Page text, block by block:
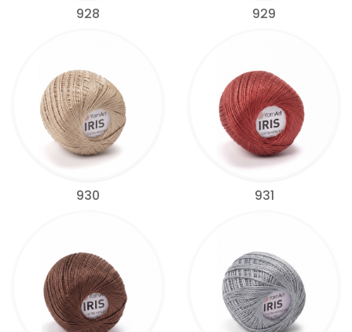
928 929
930 931